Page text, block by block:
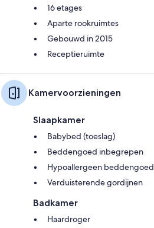
16 etages
Aparte rookruimtes
Gebouwd in 2015
Receptieruimte
Kamervoorzieningen
Slaapkamer
Babybed (toeslag)
Beddengoed inbegrepen
Hypoallergeen beddengoed
Verduisterende gordijnen
Badkamer
Haardroger